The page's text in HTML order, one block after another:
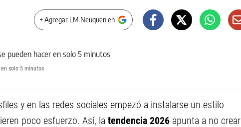
+ Agregar LM Neuquen en
solo 5 minutos
y en las redes sociales empezó a instalarse un estilo
poco esfuerzo. Así, la tendencia 2026 apunta a no crear